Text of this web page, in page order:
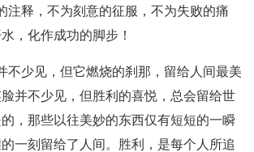
注释，不为刻意的征服，不为失败的痛
，化作成功的脚步！
不少见，但它燃烧的刹那，留给人间最美
并不少见，但胜利的喜悦，总会留给世
，那些以往美妙的东西仅有短短的一瞬
一刻留给了人间。胜利，是每个人所追